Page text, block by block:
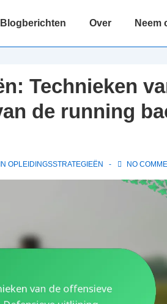
Blogberichten Over Neem
Technieken
de running
OPLEIDINGSSTRATEGIEËN NO